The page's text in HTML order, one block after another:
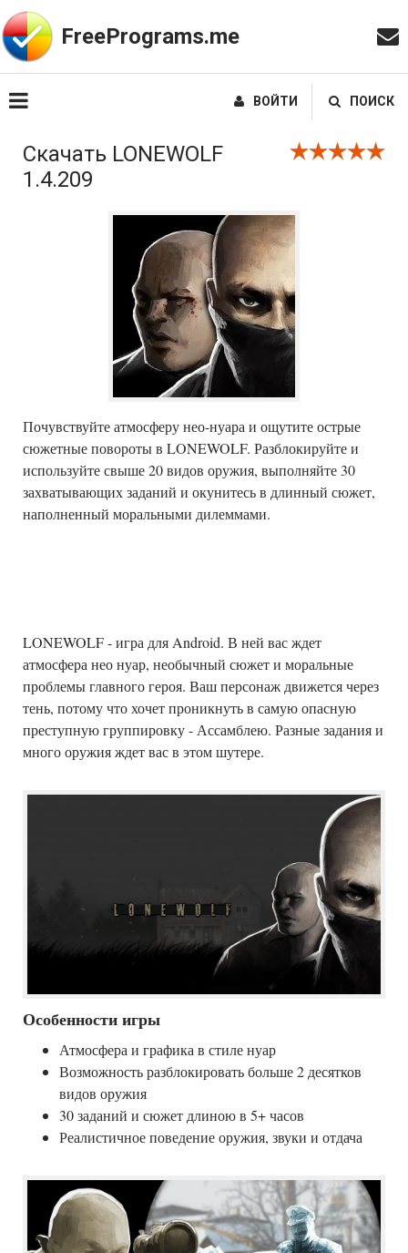
FreePrograms.me
ВОЙТИ ПОИСК
Скачать LONEWOLF
1.4.209
Почувствуйте атмосферу нео-нуара и ощутите острые
сюжетные повороты в LONEWOLF. Разблокируйте и
используйте свыше 20 видов оружия, выполняйте 30
захватывающих заданий и окунитесь в длинный сюжет,
наполненный моральными дилеммами.
LONEWOLF - игра для Android. В ней вас ждет
атмосфера нео нуар, необычный сюжет и моральные
проблемы главного героя. Ваш персонаж движется через
тень, потому что хочет проникнуть в самую опасную
преступную группировку - Ассамблею. Разные задания и
много оружия ждет вас в этом шутере.
Особенности игры
Атмосфера и графика в стиле нуар
Возможность разблокировать больше 2 десятков
видов оружия
30 заданий и сюжет длиною в 5+ часов
Реалистичное поведение оружия, звуки и отдача